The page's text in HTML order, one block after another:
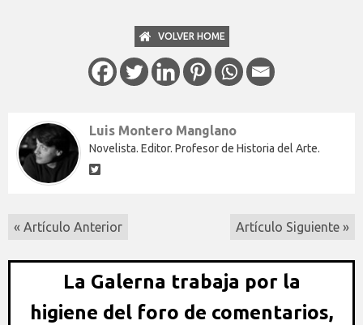
VOLVER HOME
Luis Montero Manglano
Novelista. Editor. Profesor de Historia del Arte.
« Artículo Anterior Artículo Siguiente »
La Galerna trabaja por la
higiene del foro de comentarios,